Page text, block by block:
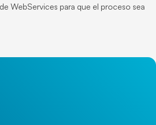
WebServices para que el proceso sea